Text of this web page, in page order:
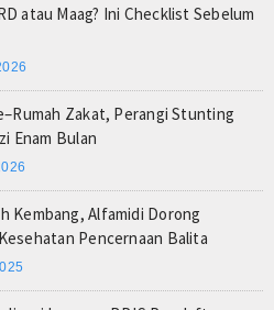
atau Maag? Ini Checklist Sebelum
Zakat, Perangi Stunting
Enam Bulan
Kembang, Alfamidi Dorong
Pencernaan Balita